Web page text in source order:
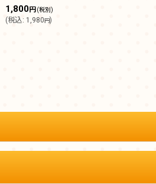
1,800円 (税別)
(税込: 1,980円)